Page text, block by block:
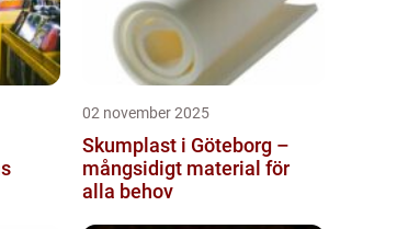
02 november 2025
Skumplast i Göteborg –
mångsidigt material för
alla behov